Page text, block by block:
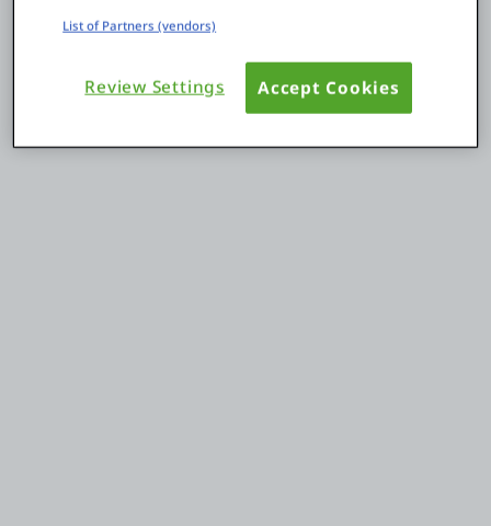
サポート
日本語
List of Partners (vendors)
Review Settings Accept Cookies